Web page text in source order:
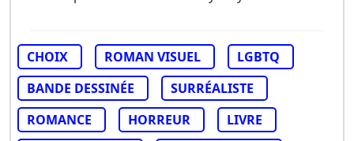
CHOIX ROMAN VISUEL
LGBTQ
BANDE DESSINÉE
SURRÉALISTE
ROMANCE
HORREUR
LIVRE